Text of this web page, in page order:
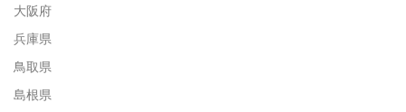
大阪府
兵庫県
鳥取県
島根県